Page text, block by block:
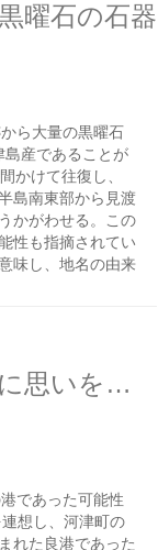
曜石の石器
ら大量の黒曜石
産であることが
かけて往復し、
島南東部から見渡
かがわせる。この
性も指摘されてい
味し、地名の由来
河津桜という名前から河津に思いを馳せる
であった可能性
想し、河津町の
れた良港であった